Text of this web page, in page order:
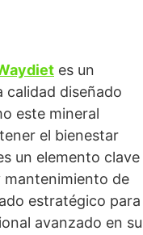
es un
calidad diseñado
este mineral
el bienestar
un elemento clave
mantenimiento de
estratégico para
avanzado en su